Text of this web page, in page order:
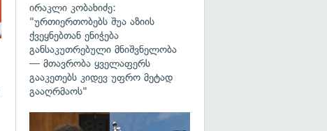
ირაკლი კობახიძე:
"ურთიერთობებს შუა აზიის
ქვეყნებთან ენიჭება
განსაკუთრებული მნიშვნელობა
— მთავრობა ყველაფერს
გააკეთებს კიდევ უფრო მეტად
გააღრმაოს"